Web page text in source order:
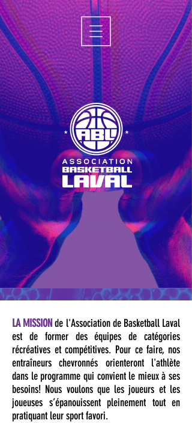
LA MISSIONde l'Association de Basketball Laval
est de former des équipes de catégories
récréatives et compétitives. Pour ce faire, nos
entraîneurs chevronnés orienteront l'athlète
dans le programme qui convient le mieux à ses
besoins! Nous voulons que les joueurs et les
joueuses s’épanouissent pleinement tout en
pratiquant leur sport favori.